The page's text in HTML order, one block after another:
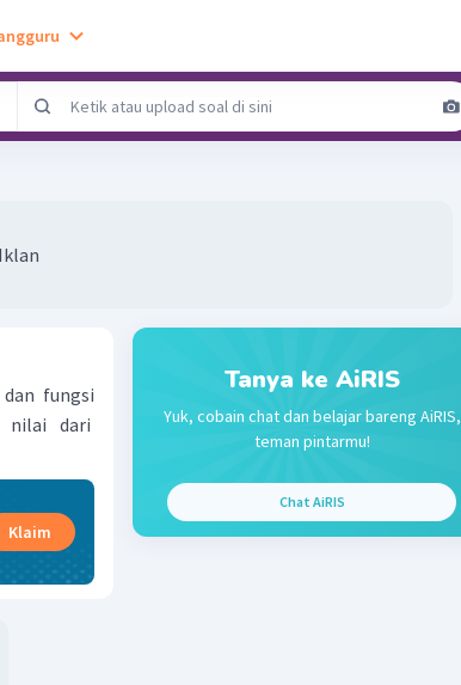
Iklan
dan fungsi
nilai dari
Klaim
Tanya ke AiRIS
Yuk, cobain chat dan belajar bareng AiRIS,
teman pintarmu!
Chat AiRIS